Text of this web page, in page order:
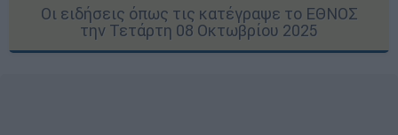
Οι ειδήσεις όπως τις κατέγραψε το ΕΘΝΟΣ
την Τετάρτη 08 Οκτωβρίου 2025